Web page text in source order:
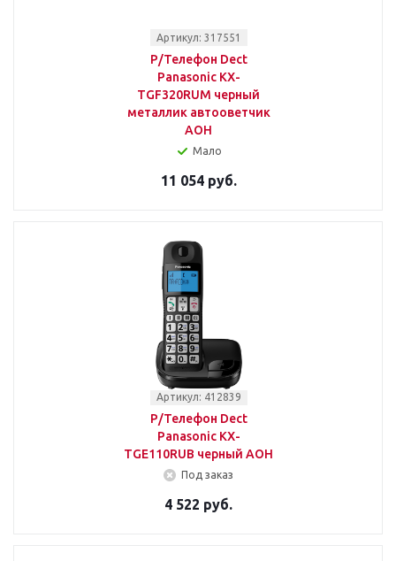
Артикул: 317551
Р/Телефон Dect
Panasonic KX-
TGF320RUM черный
металлик автооветчик
АОН
Мало
11 054 руб.
Артикул: 412839
Р/Телефон Dect
Panasonic KX-
TGE110RUB черный АОН
Под заказ
4 522 руб.